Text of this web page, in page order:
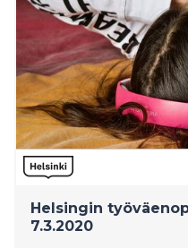
Helsingin
7.3.2020